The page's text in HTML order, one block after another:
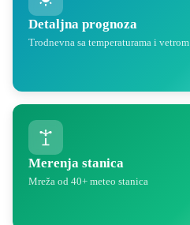
Detaljna prognoza
Trodnevna sa temperaturama i vetrom
Merenja stanica
Mreža od 40+ meteo stanica